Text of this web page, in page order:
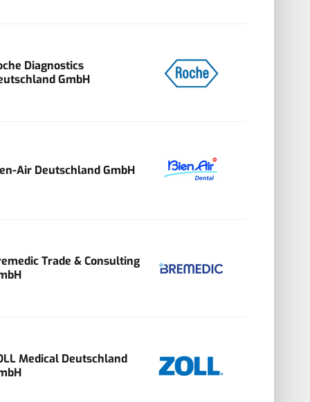
Diagnostics
GmbH
Air Deutschland GmbH
Trade & Consulting
Medical Deutschland